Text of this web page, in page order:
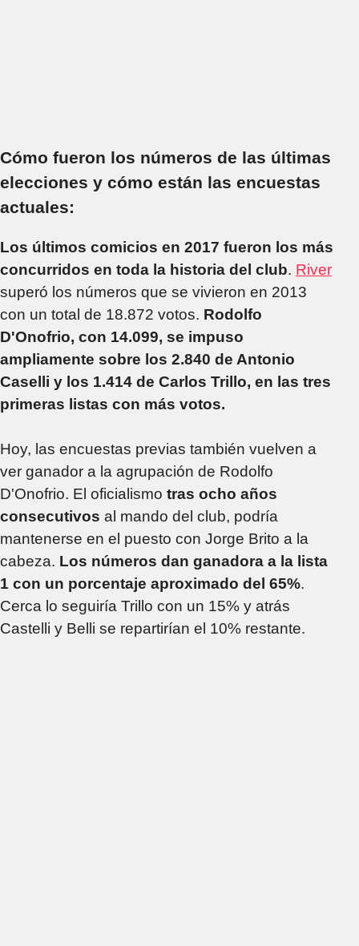
Cómo fueron los números de las últimas
elecciones y cómo están las encuestas
actuales:
Los últimos comicios en 2017 fueron los más
concurridos en toda la historia del club. River
superó los números que se vivieron en 2013
con un total de 18.872 votos. Rodolfo
D'Onofrio, con 14.099, se impuso
ampliamente sobre los 2.840 de Antonio
Caselli y los 1.414 de Carlos Trillo, en las tres
primeras listas con más votos.
Hoy, las encuestas previas también vuelven a
ver ganador a la agrupación de Rodolfo
D'Onofrio. El oficialismo tras ocho años
consecutivos al mando del club, podría
mantenerse en el puesto con Jorge Brito a la
cabeza. Los números dan ganadora a la lista
1 con un porcentaje aproximado del 65%.
Cerca lo seguiría Trillo con un 15% y atrás
Castelli y Belli se repartirían el 10% restante.